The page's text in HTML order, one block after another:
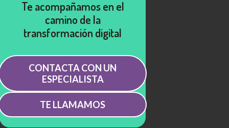
Te acompañamos en el
camino de la
transformación digital
CONTACTA CON UN
ESPECIALISTA
TE LLAMAMOS